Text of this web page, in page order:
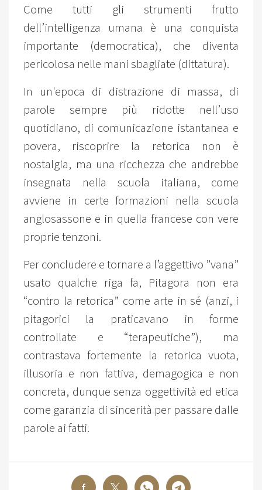
Come tutti gli strumenti frutto
dell’intelligenza umana è una conquista
importante (democratica), che diventa
pericolosa nelle mani sbagliate (dittatura).
In un'epoca di distrazione di massa, di
parole sempre più ridotte nell’uso
quotidiano, di comunicazione istantanea e
povera, riscoprire la retorica non è
nostalgia, ma una ricchezza che andrebbe
insegnata nella scuola italiana, come
avviene in certe formazioni nella scuola
anglosassone e in quella francese con vere
proprie tenzoni.
Per concludere e tornare a l’aggettivo ”vana”
usato qualche riga fa, Pitagora non era
“contro la retorica” come arte in sé (anzi, i
pitagorici la praticavano in forme
controllate e “terapeutiche”), ma
contrastava fortemente la retorica vuota,
illusoria e non fattiva, demagogica e non
concreta, dunque senza oggettività ed etica
come garanzia di sincerità per passare dalle
parole ai fatti.